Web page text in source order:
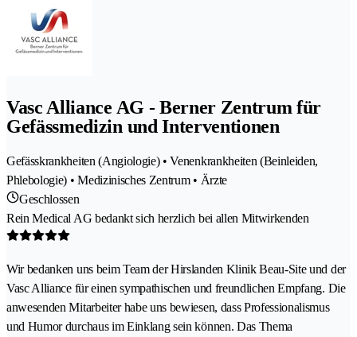
Vasc Alliance AG - Berner Zentrum für
Gefässmedizin und Interventionen
Gefässkrankheiten (Angiologie) • Venenkrankheiten (Beinleiden,
Phlebologie) • Medizinisches Zentrum • Ärzte
Geschlossen
Rein Medical AG bedankt sich herzlich bei allen Mitwirkenden
Wir bedanken uns beim Team der Hirslanden Klinik Beau-Site und der
Vasc Alliance für einen sympathischen und freundlichen Empfang. Die
anwesenden Mitarbeiter habe uns bewiesen, dass Professionalismus
und Humor durchaus im Einklang sein können. Das Thema